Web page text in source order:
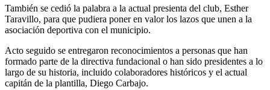
También se cedió la palabra a la actual presienta del club, Esther
Taravillo, para que pudiera poner en valor los lazos que unen a la
asociación deportiva con el municipio.
Acto seguido se entregaron reconocimientos a personas que han
formado parte de la directiva fundacional o han sido presidentes a lo
largo de su historia, incluido colaboradores históricos y el actual
capitán de la plantilla, Diego Carbajo.